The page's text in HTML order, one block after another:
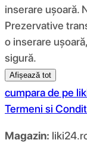
inserare ușoară.
Prezervative
o inserare
sigură.
Afișează tot
cumpara de pe
Termeni si
Magazin: